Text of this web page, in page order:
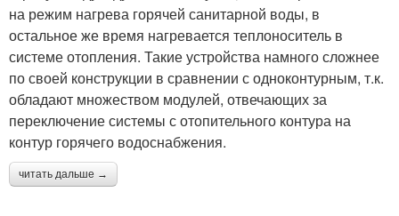
на режим нагрева горячей санитарной воды, в
остальное же время нагревается теплоноситель в
системе отопления. Такие устройства намного сложнее
по своей конструкции в сравнении с одноконтурным, т.к.
обладают множеством модулей, отвечающих за
переключение системы с отопительного контура на
контур горячего водоснабжения.
читать дальше →